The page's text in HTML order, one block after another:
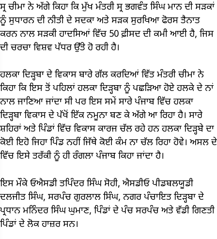
ਸ੍ਰ ਚੀਮਾ ਨੇ ਅੱਗੇ ਕਿਹਾ ਕਿ ਮੁੱਖ ਮੰਤਰੀ ਸ੍ਰ ਭਗਵੰਤ ਸਿੰਘ ਮਾਨ ਦੀ ਸੜਕਾਂ
ਨੂੰ ਸੁਧਾਰਨ ਦੀ ਨੀਤੀ ਦੇ ਸਦਕਾ ਅਤੇ ਸੜਕ ਸੁਰਖਿਆ ਫੋਰਸ ਤੈਨਾਤ
ਕਰਨ ਨਾਲ ਸੜਕੀ ਹਾਦਸਿਆਂ ਵਿੱਚ 50 ਫ਼ੀਸਦ ਦੀ ਕਮੀ ਆਈ ਹੈ, ਜਿਸ
ਦੀ ਚਰਚਾ ਵਿਸ਼ਵ ਪੱਧਰ ਉੱਤੇ ਹੋ ਰਹੀ ਹੈ।
ਹਲਕਾ ਦਿੜ੍ਹਬਾ ਦੇ ਵਿਕਾਸ ਬਾਰੇ ਗੱਲ ਕਰਦਿਆਂ ਵਿੱਤ ਮੰਤਰੀ ਚੀਮਾ ਨੇ
ਕਿਹਾ ਕਿ ਇਸ ਤੋਂ ਪਹਿਲਾਂ ਹਲਕਾ ਦਿੜ੍ਹਬਾ ਨੂੰ ਪਛੜਿਆ ਹੋਏ ਹਲਕੇ ਦੇ ਨਾਂ
ਨਾਲ ਜਾਣਿਆ ਜਾਂਦਾ ਸੀ ਪਰ ਇਸ ਸਮੇਂ ਸਾਰੇ ਪੰਜਾਬ ਵਿੱਚ ਹਲਕਾ
ਦਿੜ੍ਹਬਾ ਵਿਕਾਸ ਦੇ ਪੱਖੋਂ ਇੱਕ ਨਮੂਨਾ ਬਣ ਕੇ ਅੱਗੇ ਆ ਰਿਹਾ ਹੈ। ਸਾਰੇ
ਸ਼ਹਿਰਾਂ ਅਤੇ ਪਿੰਡਾਂ ਵਿੱਚ ਵਿਕਾਸ ਕਾਰਜ ਚੱਲ ਰਹੇ ਹਨ ਹਲਕਾ ਦਿੜ੍ਹਬੇ ਦਾ
ਕੋਈ ਇਹੋ ਜਿਹਾ ਪਿੰਡ ਨਹੀਂ ਜਿੱਥੇ ਕੋਈ ਕੰਮ ਨਾ ਚੱਲ ਰਿਹਾ ਹੋਵੇ। ਅਸਲ ਦੇ
ਵਿੱਚ ਇਸੇ ਤਰੱਕੀ ਨੂੰ ਹੀ ਰੰਗਲਾ ਪੰਜਾਬ ਕਿਹਾ ਜਾਂਦਾ ਹੈ।
ਇਸ ਮੌਕੇ ਓਐਸਡੀ ਤਪਿੰਦਰ ਸਿੰਘ ਸੋਹੀ, ਐਸਡੀਓ ਪੀਡਬਲਯੂਡੀ
ਦਲਜੀਤ ਸਿੰਘ, ਸਰਪੰਚ ਗੁਰਲਾਲ ਸਿੰਘ, ਨਗਰ ਪੰਚਾਇਤ ਦਿੜ੍ਹਬਾ ਦੇ
ਪ੍ਰਧਾਨ ਮਨਿੰਦਰ ਸਿੰਘ ਘੁਮਾਣ, ਪਿੰਡਾਂ ਦੇ ਪੰਚ ਸਰਪੰਚ ਅਤੇ ਵੱਡੀ ਗਿਣਤੀ
ਪਿੰਡਾਂ ਦੇ ਲੋਕ ਹਾਜ਼ਰ ਸਨ।